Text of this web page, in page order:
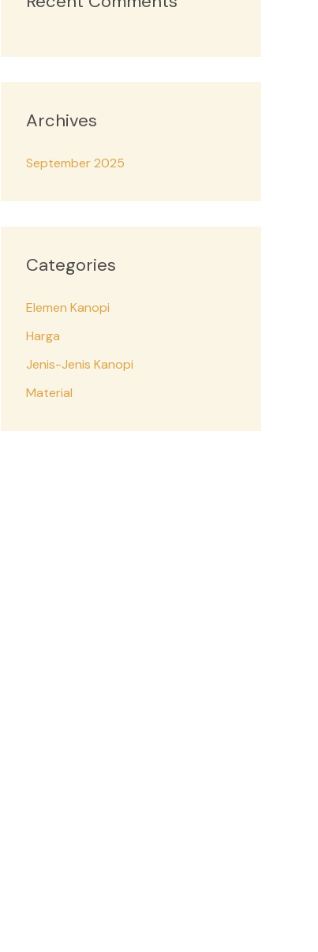
Archives
September 2025
Categories
Elemen Kanopi
Harga
Jenis-Jenis Kanopi
Material